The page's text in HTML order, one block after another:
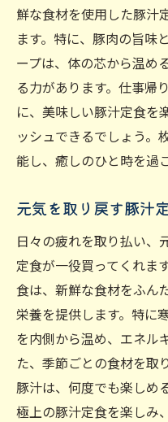
鮮な食材を使用した豚汁
ます。特に、豚肉の旨味
ープは、体の芯から温め
る力があります。仕事帰
に、美味しい豚汁定食を
ッシュできるでしょう。
能し、癒しのひと時を過
元気を取り戻す豚汁
日々の疲れを取り払い、
定食が一役買ってくれま
食は、新鮮な食材をふん
栄養を提供します。特に
を内側から温め、エネル
た、季節ごとの食材を取
豚汁は、何度でも楽しめ
極上の豚汁定食を楽しみ